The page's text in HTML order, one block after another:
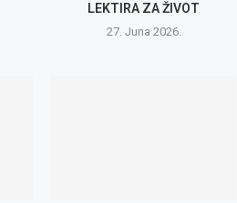
LEKTIRA ZA ŽIVOT
27. Juna 2026.